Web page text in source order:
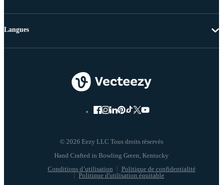
© 2026 Eezy LLC Tous droits réservés
Conditions d’utilisation
Politique de confidentialité
Politique d'utilisation équitable
Langues